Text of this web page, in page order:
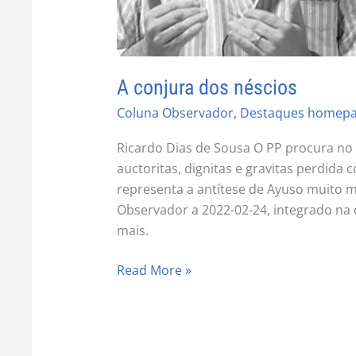
A conjura dos néscios
Coluna Observador, Destaques
Ricardo Dias de Sousa O PP procura
auctoritas, dignitas e gravitas perdida
representa a antítese de Ayuso muito
Observador a 2022-02-24, integrado
mais.
Read More »